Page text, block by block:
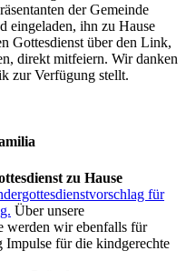
der Gemeinde
eingeladen, ihn zu Hause
Gottesdienst über den Link,
direkt mitfeiern. Wir danken
zur Verfügung stellt.
zu Hause
für
Über unsere
werden wir ebenfalls für
für die kindgerechte